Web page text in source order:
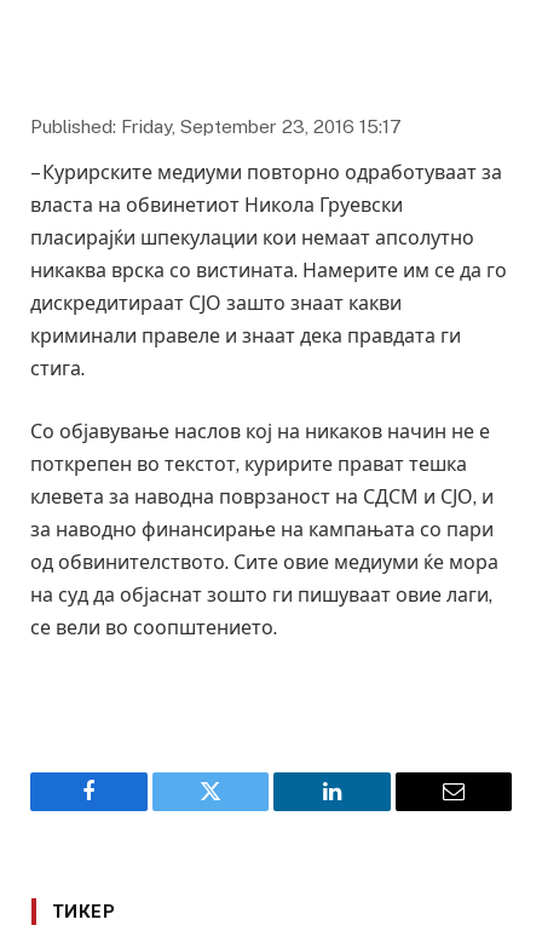
Published: Friday, September 23, 2016 15:17
– Курирските медиуми повторно одработуваат за
власта на обвинетиот Никола Груевски
пласирајќи шпекулации кои немаат апсолутно
никаква врска со вистината. Намерите им се да го
дискредитираат СЈО зашто знаат какви
криминали правеле и знаат дека правдата ги
стига.
Со објавување наслов кој на никаков начин не е
поткрепен во текстот, куририте прават тешка
клевета за наводна поврзаност на СДСМ и СЈО, и
за наводно финансирање на кампањата со пари
од обвинителството. Сите овие медиуми ќе мора
на суд да објаснат зошто ги пишуваат овие лаги,
се вели во соопштението.
Facebook Twitter LinkedIn Email
ТИКЕР